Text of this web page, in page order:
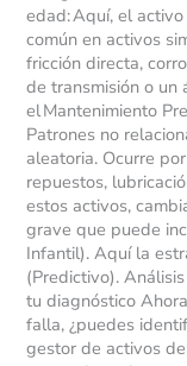
edad: Aquí, el
común en activos
fricción directa,
de transmisión o un
el Mantenimiento
Patrones no
aleatoria. Ocurre
repuestos,
estos activos,
grave que puede
Infantil). Aquí la
(Predictivo).
tu diagnóstico
falla, ¿puedes
gestor de activos